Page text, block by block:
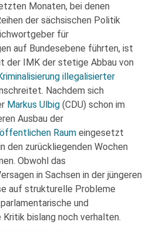
Monaten, bei denen
der sächsischen Politik
für
auf Bundesebene führten, ist
der IMK der stetige Abbau von
illegalisierter
Nachdem sich
Markus Ulbig (CDU) schon im
Ausbau der
öffentlichen Raum eingesetzt
den zurückliegenden Wochen
Obwohl das
in Sachsen in der jüngeren
auf strukturelle Probleme
und
bislang noch verhalten.